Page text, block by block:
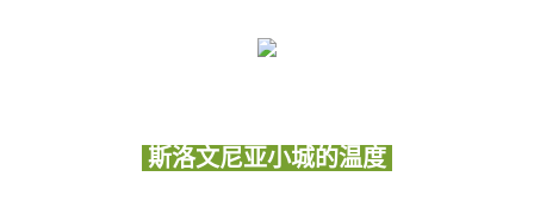
斯洛文尼亚小城的温度